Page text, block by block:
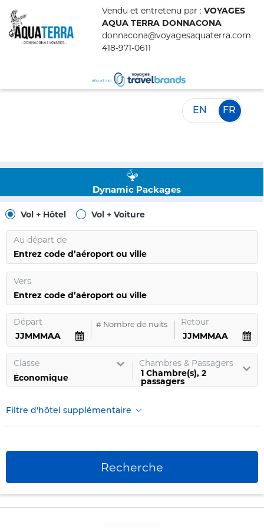
Vendu et entretenu par : VOYAGES
AQUA TERRA DONNACONA
donnacona@voyagesaquaterra.com
418-971-0611
EN FR
Dynamic Packages
Vol + Hôtel Vol + Voiture
Au départ de
Entrez code d’aéroport ou ville
Vers
Entrez code d’aéroport ou ville
Départ # Nombre de nuits Retour
Classe
Chambres & Passagers
1 Chambre(s), 2
passagers
Filtre d'hôtel supplémentaire
Recherche